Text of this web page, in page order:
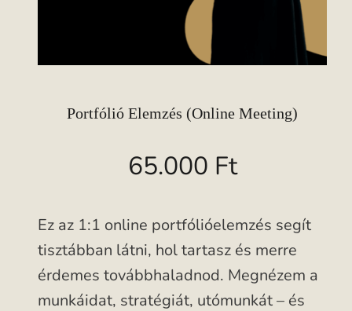
Portfólió Elemzés (online Meeting)
65.000 Ft
Ez az 1:1 online portfólióelemzés segít
tisztábban látni, hol tartasz és merre
érdemes továbbhaladnod. Megnézem a
munkáidat, stratégiát, utómunkát – és